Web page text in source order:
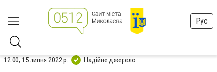
Рус
12:00, 15 липня 2022 р. Надійне джерело